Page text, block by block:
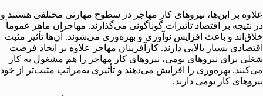
علاوه بر این‌ها، نیروهای کار مهاجر در سطوح مهارتی مختلفی هستند و
در نتیجه بر اقتصاد تأثیرات گوناگونی می‌گذارند. مهاجران ماهر عموماً
خلاق‌اند و باعث افزایش نوآوری و بهره‌وری می‌شوند. آن‌ها تأثیر مثبت
اقتصادی بسیار بالایی دارند. کارآفرینان مهاجر علاوه بر ایجاد فرصت
شغلی برای نیروهای بومی، نیروهای کار مهاجر را هم مشغول به کار
می‌کنند. بهره‌وری را افزایش می‌دهند و تأثیری به‌مراتب مثبت‌تر از خود
نیروهای کار بومی دارند.